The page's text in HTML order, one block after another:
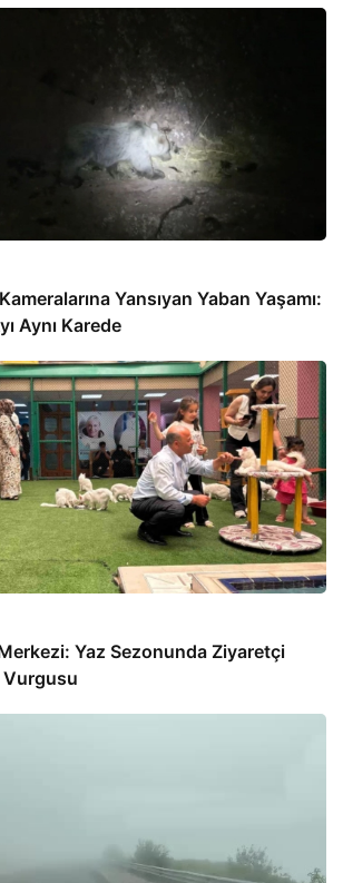
Yansıyan Yaban Yaşamı:
Aynı Karede
Yaz Sezonunda Ziyaretçi
Vurgusu